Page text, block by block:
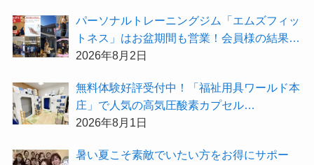
パーソナルトレーニングジム「エムズフィッ
トネス」はお盆期間も営業！会員様の結果を
大公開★
2026年8月2日
無料体験好評受付中！「福祉用具ワールド本
庄」で人気の高気圧酸素カプセル
「O2BOX（30分500円）」で夏バテ撃退★
2026年8月1日
暑い夏こそ素敵でいたい方をお得にサポー